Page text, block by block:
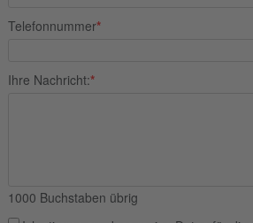
Telefonnummer*
Ihre Nachricht:*
1000 Buchstaben übrig